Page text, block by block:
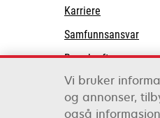
Karriere
Samfunnsansvaropens
new
tab
Bærekraft
Lexmark-partnere
Vi bruker
og annonser,
også